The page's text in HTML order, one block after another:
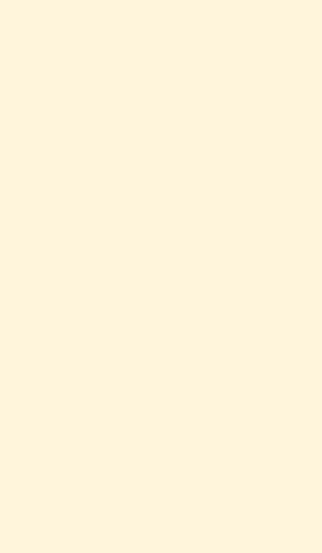
bis weniger als 2 Tage vor
37.5% des Werkpreises der
mit der Verschiebung in
zusätzlich entstehenden Kosten
vom Kunden zusätzlich
5 Tagen ab Rechnungsstellung
Anspruch auf Verschiebung der
/ Daten / Zeiträume zu. Falls der
/ Zeiträume verschieben will, so
einvernehmlich mit dem
Letzterem steht dabei das
gewünschte Ersatztermine ohne
vom Kunden nach
vor dem geplanten ersten
geplanten Arbeitsbeginn
Kunde zuzüglich aller nicht
folgt: